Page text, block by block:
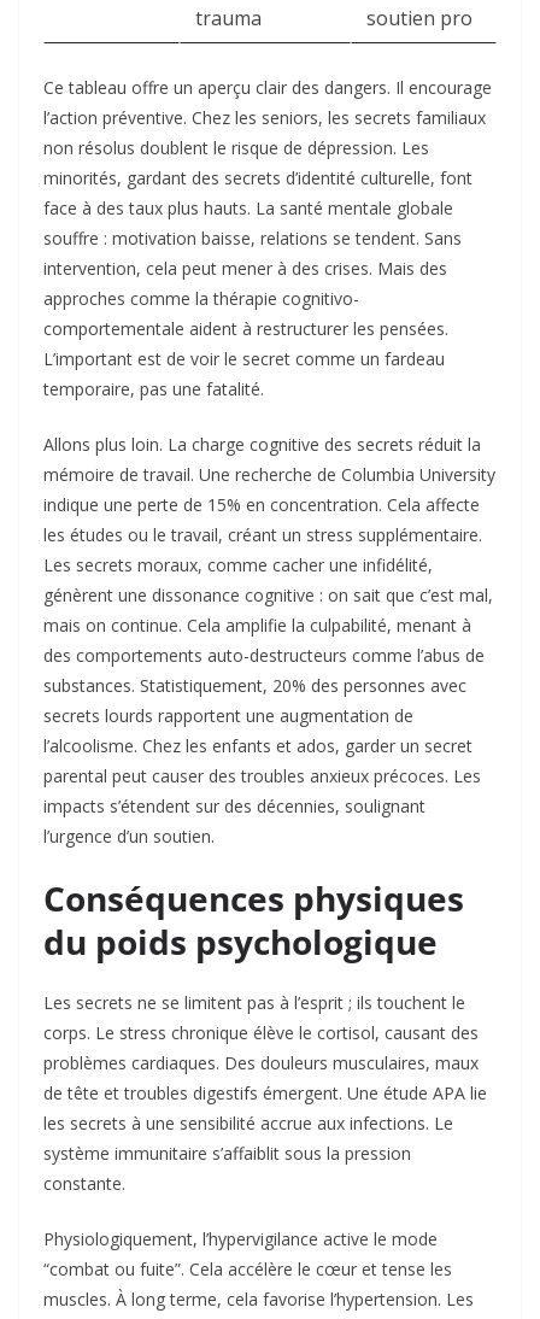
trauma
soutien pro ​
Ce tableau offre un aperçu clair des dangers. Il encourage
l’action préventive. Chez les seniors, les secrets familiaux
non résolus doublent le risque de dépression. Les
minorités, gardant des secrets d’identité culturelle, font
face à des taux plus hauts. La santé mentale globale
souffre : motivation baisse, relations se tendent. Sans
intervention, cela peut mener à des crises. Mais des
approches comme la thérapie cognitivo-
comportementale aident à restructurer les pensées.
L’important est de voir le secret comme un fardeau
temporaire, pas une fatalité.
Allons plus loin. La charge cognitive des secrets réduit la
mémoire de travail. Une recherche de Columbia University
indique une perte de 15% en concentration. Cela affecte
les études ou le travail, créant un stress supplémentaire.
Les secrets moraux, comme cacher une infidélité,
génèrent une dissonance cognitive : on sait que c’est mal,
mais on continue. Cela amplifie la culpabilité, menant à
des comportements auto-destructeurs comme l’abus de
substances. Statistiquement, 20% des personnes avec
secrets lourds rapportent une augmentation de
l’alcoolisme. Chez les enfants et ados, garder un secret
parental peut causer des troubles anxieux précoces. Les
impacts s’étendent sur des décennies, soulignant
l’urgence d’un soutien.
Conséquences physiques
du poids psychologique
Les secrets ne se limitent pas à l’esprit ; ils touchent le
corps. Le stress chronique élève le cortisol, causant des
problèmes cardiaques. Des douleurs musculaires, maux
de tête et troubles digestifs émergent. Une étude APA lie
les secrets à une sensibilité accrue aux infections. Le
système immunitaire s’affaiblit sous la pression
constante.
Physiologiquement, l’hypervigilance active le mode
“combat ou fuite”. Cela accélère le cœur et tense les
muscles. À long terme, cela favorise l’hypertension. Les